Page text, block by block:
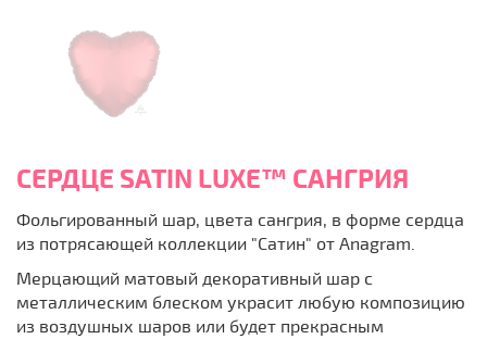
СЕРДЦЕ SATIN LUXE™ САНГРИЯ
Фольгированный шар, цвета сангрия, в форме сердца
из потрясающей коллекции "Сатин" от Anagram.
Мерцающий матовый декоративный шар с
металлическим блеском украсит любую композицию
из воздушных шаров или будет прекрасным